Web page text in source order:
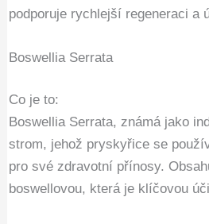
podporuje rychlejší regeneraci a
Boswellia Serrata
Co je to:
Boswellia Serrata, známá jako
strom, jehož pryskyřice se
pro své zdravotní přínosy.
boswellovou, která je klíčovou